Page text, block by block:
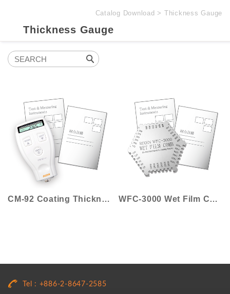
Catalog Download Thickness Gauge
Thickness Gauge
CM-92 Coating Thickness Gauge WFC-3000 Wet Film Comb
Tel : +886-2-8647-2585
會員登出
填寫匯款通知